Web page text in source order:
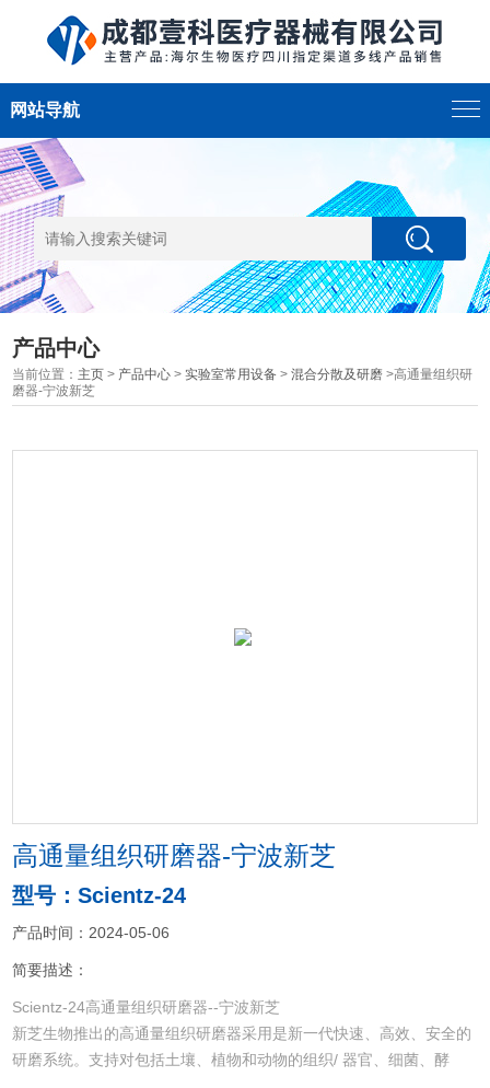
网站导航
产品中心
当前位置： 主页 > 产品中心 >实验室常用设备 >混合分散及研磨 >高通量组织研
磨器-宁波新芝
高通量组织研磨器-宁波新芝
型号：Scientz-24
产品时间：2024-05-06
简要描述：
Scientz-24高通量组织研磨器--宁波新芝
新芝生物推出的高通量组织研磨器采用是新一代快速、高效、安全的
研磨系统。支持对包括土壤、植物和动物的组织/ 器官、细菌、酵